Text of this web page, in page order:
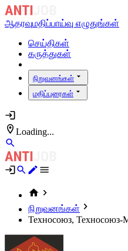
ஆதரவுமதிப்பாய்வு எழுதுங்கள்
செய்திகள்
கருத்துகள்
நிறுவனங்கள்
மதிப்புரைகள்
Loading...
நிறுவனங்கள்
Техносоюз,